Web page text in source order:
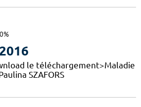
le téléchargement>Maladie
SZAFORS